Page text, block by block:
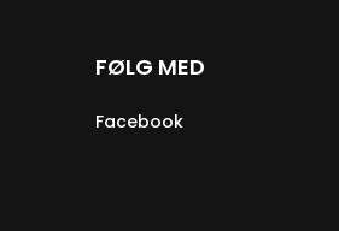
FØLG MED
Facebook